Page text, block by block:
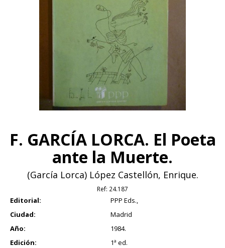
F. GARCÍA LORCA. El Poeta
ante la Muerte.
(García Lorca) López Castellón, Enrique.
Ref: 24.187
Editorial:
PPP Eds.,
Ciudad:
Madrid
Año:
1984.
Edición:
1ª ed.